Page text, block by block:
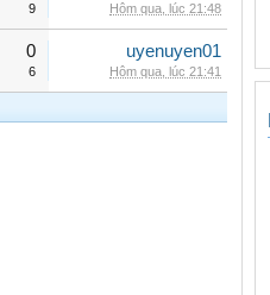
9 Hôm qua, lúc 21:48
0
6
uyenuyen01
Hôm qua, lúc 21:41